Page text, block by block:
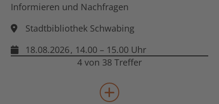
Informieren und Nachfragen
Stadtbibliothek Schwabing
18.08.2026, 14.00 – 15.00 Uhr
4 von 38 Treffer
mehr Veranstaltungen